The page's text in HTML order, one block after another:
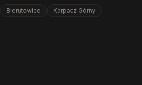
Bierutowice Karpacz Górny